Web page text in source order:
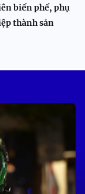
biến phế, phụ
thành sản